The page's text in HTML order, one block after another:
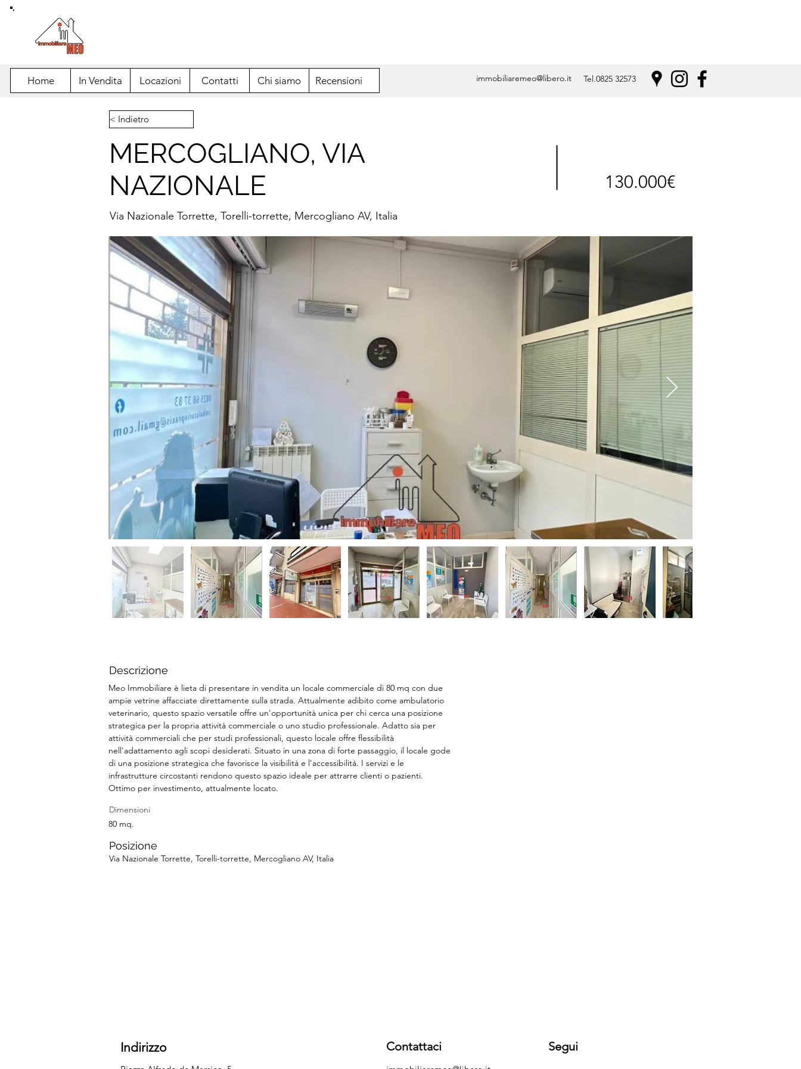
Home In Vendita Locazioni Contatti Chi siamo Recensioni immobiliaremeo@libero.it Tel.0825 32573
< Indietro
MERCOGLIANO, VIA
NAZIONALE
Via Nazionale Torrette, Torelli-torrette, Mercogliano AV, Italia
130.000€
Descrizione
Meo Immobiliare è lieta di presentare in vendita un locale commerciale di 80 mq con due
ampie vetrine affacciate direttamente sulla strada. Attualmente adibito come ambulatorio
veterinario, questo spazio versatile offre un'opportunità unica per chi cerca una posizione
strategica per la propria attività commerciale o uno studio professionale. Adatto sia per
attività commerciali che per studi professionali, questo locale offre flessibilità
nell'adattamento agli scopi desiderati. Situato in una zona di forte passaggio, il locale gode
di una posizione strategica che favorisce la visibilità e l'accessibilità. I servizi e le
infrastrutture circostanti rendono questo spazio ideale per attrarre clienti o pazienti.
Ottimo per investimento, attualmente locato.
Dimensioni
80 mq.
Posizione
Via Nazionale Torrette, Torelli-torrette, Mercogliano AV, Italia
Indirizzo Contattaci Segui